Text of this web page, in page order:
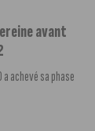
avant
a achevé sa phase